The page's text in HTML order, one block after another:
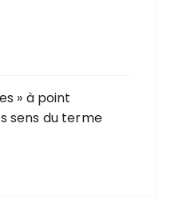
» à point
sens du terme